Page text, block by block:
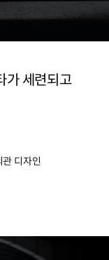
가 세련되고
관 디자인